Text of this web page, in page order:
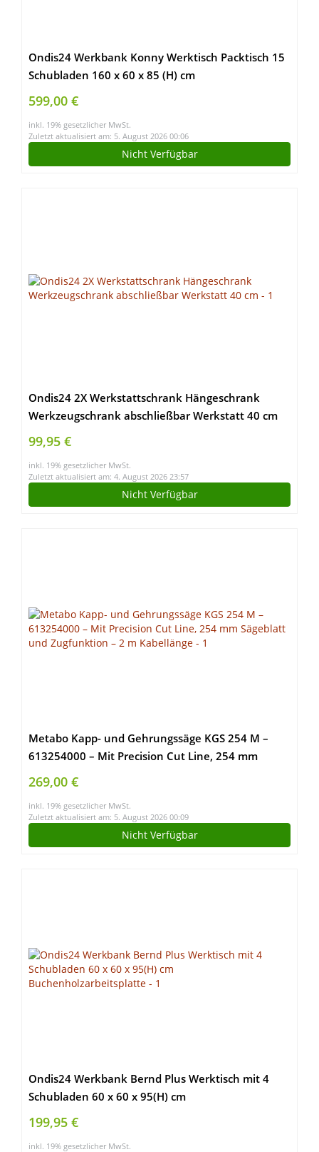
Ondis24 Werkbank Konny Werktisch Packtisch 15
Schubladen 160 x 60 x 85 (H) cm
Werkstatteinrichtung Buchenholz, Metall bis
450kg belastbar
599,00 €
inkl. 19% gesetzlicher MwSt.
Zuletzt aktualisiert am: 5. August 2026 00:06
Nicht Verfügbar
Ondis24 2X Werkstattschrank Hängeschrank
Werkzeugschrank abschließbar Werkstatt 40 cm
99,95 €
inkl. 19% gesetzlicher MwSt.
Zuletzt aktualisiert am: 4. August 2026 23:57
Nicht Verfügbar
Metabo Kapp- und Gehrungssäge KGS 254 M –
613254000 – Mit Precision Cut Line, 254 mm
Sägeblatt und Zugfunktion – 2 m Kabellänge
269,00 €
inkl. 19% gesetzlicher MwSt.
Zuletzt aktualisiert am: 5. August 2026 00:09
Nicht Verfügbar
Ondis24 Werkbank Bernd Plus Werktisch mit 4
Schubladen 60 x 60 x 95(H) cm
Buchenholzarbeitsplatte
199,95 €
inkl. 19% gesetzlicher MwSt.